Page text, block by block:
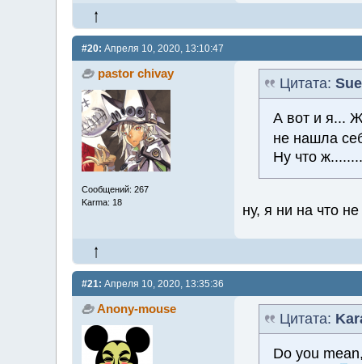
#20: Апреля 10, 2020, 13:10:47
pastor chivay
Сообщений: 267
Karma: 18
Цитата:
А вот и я...
не нашла
Ну что
ну, я ни на что
#21: Апреля 10, 2020, 13:35:36
Anony-mouse
Цитата:
Do you